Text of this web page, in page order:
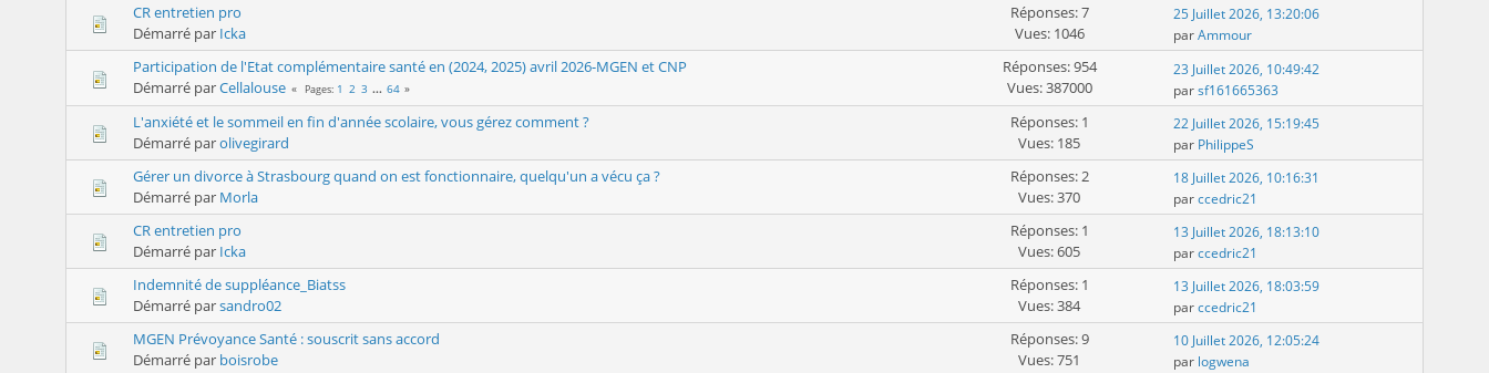
CR entretien pro
Démarré par Icka
Réponses: 7
Vues: 1046
25 Juillet 2026, 13:20:06
parAmmour
Participation de l'Etat complémentaire santé en (2024, 2025) avril 2026-MGEN et CNP
Démarré parCellalouse Pages 1 2 3 ... 64
Réponses: 954
Vues: 387000
23 Juillet 2026, 10:49:42
parsf161665363
L'anxiété et le sommeil en fin d'année scolaire, vous gérez comment ?
Démarré parolivegirard
Réponses: 1
Vues: 185
22 Juillet 2026, 15:19:45
par PhilippeS
Gérer un divorce à Strasbourg quand on est fonctionnaire, quelqu'un a vécu ça ?
Démarré par Morla
Réponses: 2
Vues: 370
18 Juillet 2026, 10:16:31
parccedric21
CR entretien pro
Démarré par Icka
Réponses: 1
Vues: 605
13 Juillet 2026, 18:13:10
parccedric21
Indemnité de suppléance_Biatss
Démarré parsandro02
Réponses: 1
Vues: 384
13 Juillet 2026, 18:03:59
parccedric21
MGEN Prévoyance Santé : souscrit sans accord
Démarré par boisrobe
Réponses: 9
Vues: 751
10 Juillet 2026, 12:05:24
par logwena